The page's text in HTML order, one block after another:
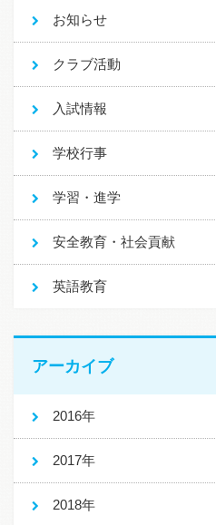
お知らせ
クラブ活動
入試情報
学校行事
学習・進学
安全教育・社会貢献
英語教育
アーカイブ
2016年
2017年
2018年